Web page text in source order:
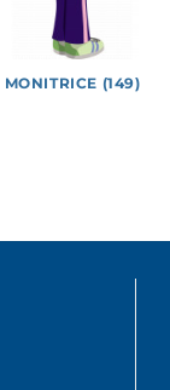
MONITRICE (149)